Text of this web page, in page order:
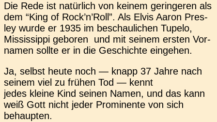
Die Rede ist natür­lich von keinem gerin­ge­ren als
dem “King of Rock’n’Roll”. Als Elvis Aaron Pres­
ley wurde er 1935 im beschau­li­chen Tupelo,
Mis­sis­sip­pi gebo­ren und mit seinem ersten Vor­
na­men sollte er in die Geschich­te eingehen.
Ja, selbst heute noch — knapp 37 Jahre nach
seinem viel zu frühen Tod — kennt
jedes kleine Kind seinen Namen, und das kann
weiß Gott nicht jeder Pro­mi­nen­te von sich
behaupten.